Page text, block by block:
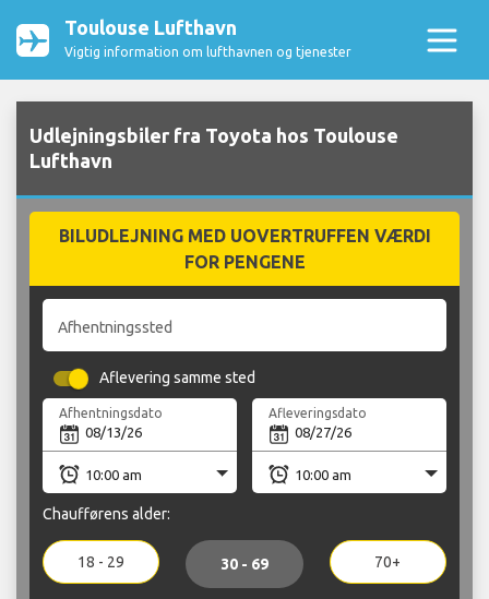
Toulouse Lufthavn
Vigtig information om lufthavnen og tjenester
Udlejningsbiler fra Toyota hos Toulouse
Lufthavn
BILUDLEJNING MED UOVERTRUFFEN VÆRDI
FOR PENGENE
Afhentningssted
Aflevering samme sted
Afhentningsdato Afleveringsdato
Chaufførens alder:
18 - 29 30 - 69 70+